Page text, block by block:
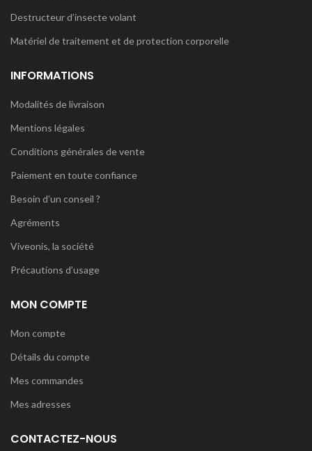
Destructeur d’insecte volant
Matériel de traitement et de protection corporelle
INFORMATIONS
Modalités de livraison
Mentions légales
Conditions générales de vente
Paiement en toute confiance
Besoin d’un conseil ?
Agréments
Viveonis, la société
Précautions d’usage
MON COMPTE
Mon compte
Détails du compte
Mes commandes
Mes adresses
CONTACTEZ-NOUS